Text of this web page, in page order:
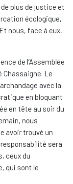
plus de justice et
écologique,
nous, face à eux,
de l’Assemblée
Chassaigne. Le
avec la
en bloquant
en tête au soir du
nous
avoir trouvé un
sera
ceux du
qui sont le